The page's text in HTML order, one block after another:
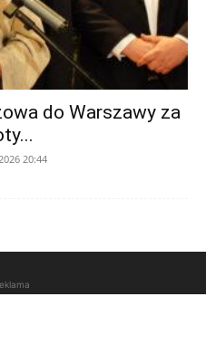
do Warszawy za
20:44